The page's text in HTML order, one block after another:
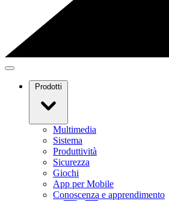
Prodotti
Multimedia
Sistema
Produttività
Sicurezza
Giochi
App per Mobile
Conoscenza e apprendimento